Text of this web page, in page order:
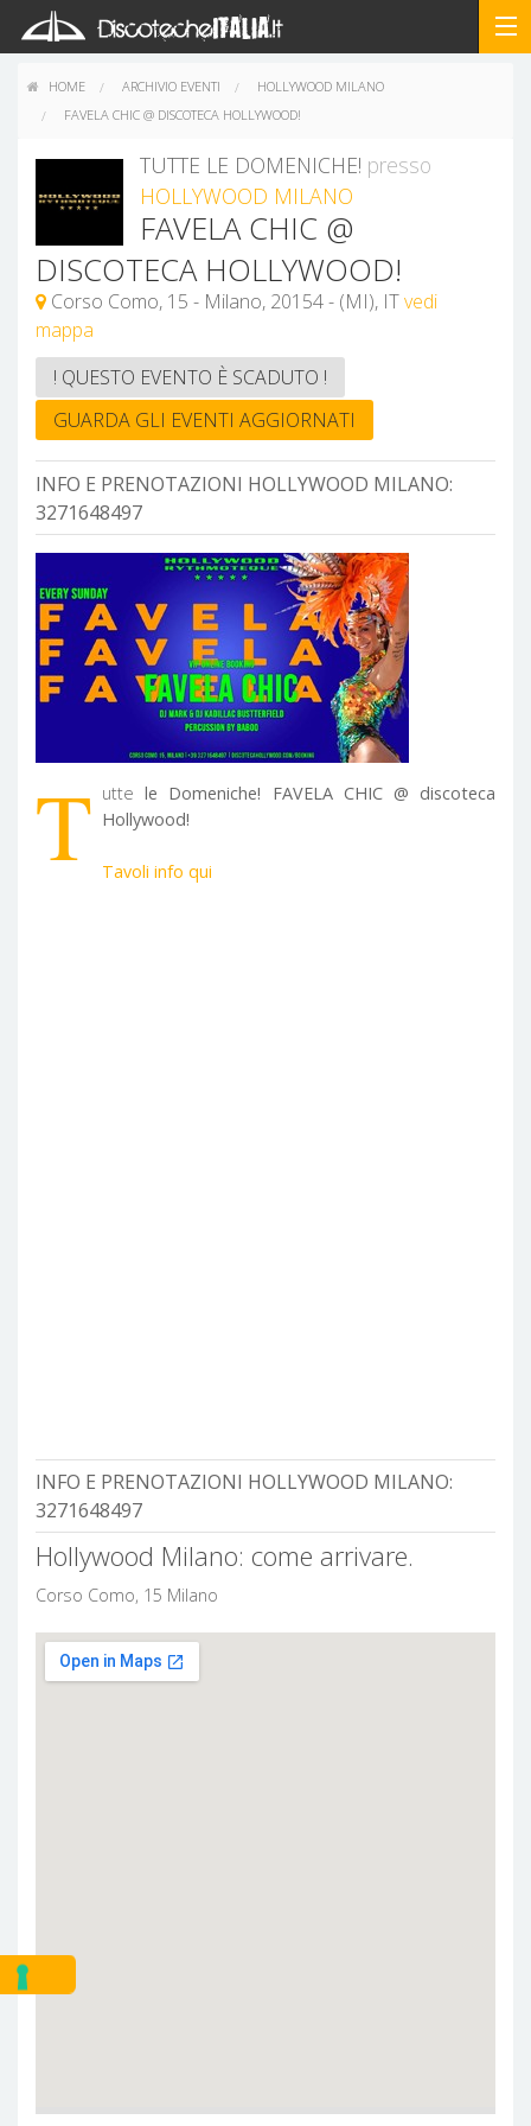
HOME ARCHIVIO EVENTI
HOLLYWOOD MILANO
FAVELA CHIC @ DISCOTECA HOLLYWOOD!
TUTTE LE DOMENICHE! presso
HOLLYWOOD MILANO
FAVELA CHIC @
DISCOTECA HOLLYWOOD!
Corso Como, 15 - Milano, 20154 - (MI), ITvedi
mappa
! QUESTO EVENTO È SCADUTO !
GUARDA GLI EVENTI AGGIORNATI
INFO E PRENOTAZIONI HOLLYWOOD MILANO:
3271648497
T utte le Domeniche! FAVELA CHIC @ discoteca
Hollywood!
Tavoli info qui
INFO E PRENOTAZIONI HOLLYWOOD MILANO:
3271648497
Hollywood Milano: come arrivare.
Corso Como, 15 Milano